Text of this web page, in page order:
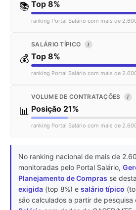
📚 Top 8%
ranking Portal Salário com mais de
💰
SALÁRIO TÍPICO I
Top 8%
ranking Portal Salário com mais de
📊
VOLUME DE CONTRATAÇÕES I
Posição 21%
ranking Portal Salário com mais de
No ranking nacional de mais de
monitoradas pelo Portal Salário,
Planejamento de Compras se
exigida (top 8%) e salário típico
são calculados a partir de pesquisa